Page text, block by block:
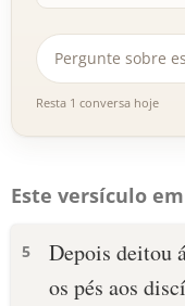
Resta 1 conversa hoje
Este versículo
5
Depois deitou
os pés aos